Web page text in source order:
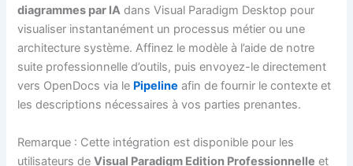
diagrammes par IA dans Visual Paradigm Desktop pour
visualiser instantanément un processus métier ou une
architecture système. Affinez le modèle à l’aide de notre
suite professionnelle d’outils, puis envoyez-le directement
vers OpenDocs via le Pipeline afin de fournir le contexte et
les descriptions nécessaires à vos parties prenantes.
Remarque : Cette intégration est disponible pour les
utilisateurs deVisual Paradigm Edition Professionnelle et